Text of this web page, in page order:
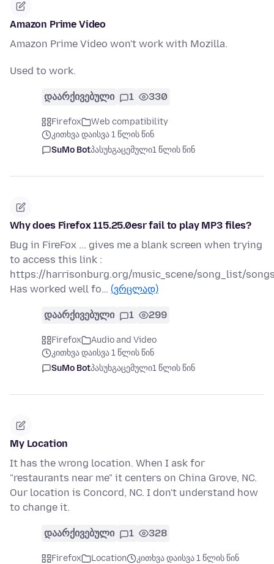
Amazon Prime Video
Amazon Prime Video won't work with Mozilla.
Used to work.
დაარქივებული 1 330
Firefox
Web compatibility
კითხვა დაისვა 1 წლის წინ
SuMo Botპასუხგაცემული1 წლის წინ
Why does Firefox 115.25.0esr fail to play MP3 files?
Bug in FireFox ... gives me a blank screen when trying
to access this link :
https://harrisonburg.org/music_scene/song_list/
Has worked well fo… (ვრცლად)
დაარქივებული 1 299
Firefox
Audio and Video
კითხვა დაისვა 1 წლის წინ
SuMo Botპასუხგაცემული1 წლის წინ
My Location
It has the wrong location. When I ask for
"restaurants near me" it centers on China Grove, NC.
Our location is Concord, NC. I don't understand how
to change it.
დაარქივებული 1 328
Firefox Location კითხვა დაისვა 1 წლის წინ